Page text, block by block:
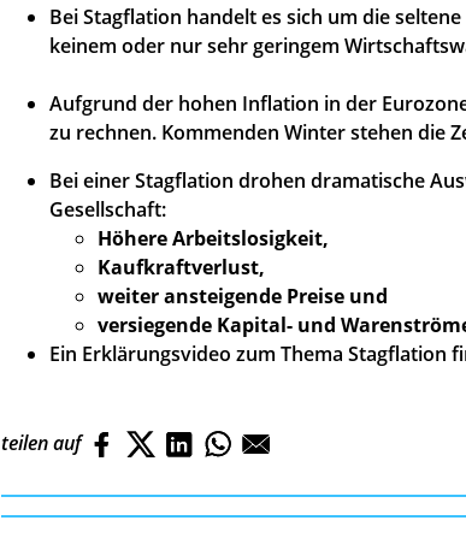
Bei Stagflation handelt es sich um die
keinem oder nur sehr geringem
Aufgrund der hohen Inflation in der
zu rechnen. Kommenden Winter stehen die
Bei einer Stagflation drohen dramatische
Gesellschaft:
Höhere Arbeitslosigkeit,
Kaufkraftverlust,
weiter ansteigende Preise und
versiegende Kapital- und
Ein Erklärungsvideo zum Thema Stagflation
teilen auf